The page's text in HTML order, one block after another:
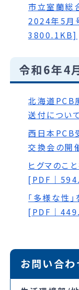
市立室蘭総
2024年5月
3800.1KB]
令和6年4
北海道PCB
送付につ
西日本PCB
交換会の開
ヒグマのこ
[PDF｜
「多様な性
[PDF｜
お問い合わ